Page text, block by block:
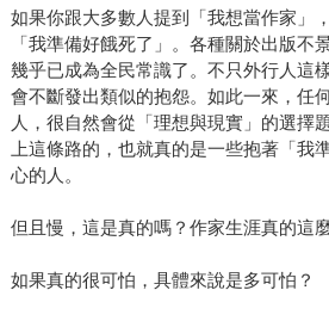
如果你跟大多數人提到「我想當作家」
「我準備好餓死了」。各種關於出版不
幾乎已成為全民常識了。不只外行人這
會不斷發出類似的抱怨。如此一來，任
人，很自然會從「理想與現實」的選擇
上這條路的，也就真的是一些抱著「我
心的人。
但且慢，這是真的嗎？作家生涯真的這
如果真的很可怕，具體來說是多可怕？